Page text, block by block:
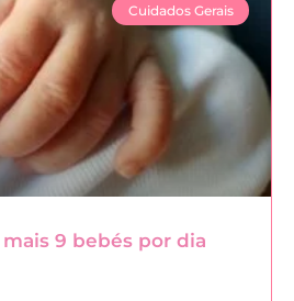
Cuidados Gerais
mais 9 bebés por dia